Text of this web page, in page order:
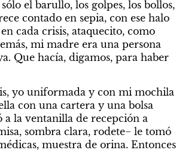
el barullo, los golpes, los bollos,
contado en sepia, con ese halo
cada crisis, ataquecito, como
mi madre era una persona
Que hacía, digamos, para haber
yo uniformada y con mi mochila
con una cartera y una bolsa
a la ventanilla de recepción a
sombra clara, rodete− le tomó
muestra de orina. Entonces